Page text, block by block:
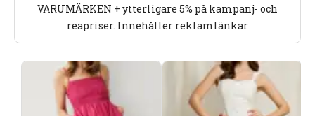
VARUMÄRKEN + ytterligare 5% på kampanj- och
reapriser. Innehåller reklamlänkar